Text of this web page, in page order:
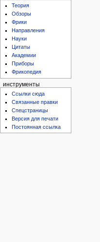
Теория
Обзоры
Фрики
Направления
Науки
Цитаты
Академии
Приборы
Фрикопедия
инструменты
Ссылки сюда
Связанные правки
Спецстраницы
Версия для печати
Постоянная ссылка